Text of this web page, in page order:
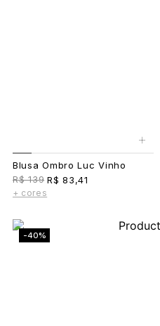
+
Blusa Ombro Luc Vinho
R$ 139 R$ 83,41
+ cores
-40%